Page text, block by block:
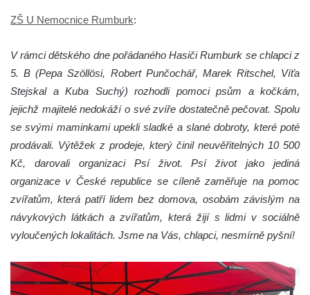
ZŠ U Nemocnice Rumburk:
V rámci dětského dne pořádaného Hasiči Rumburk se chlapci z
5. B (Pepa Szöllösi, Robert Punčochář, Marek Ritschel, Víťa
Stejskal a Kuba Suchý) rozhodli pomoci psům a kočkám,
jejichž majitelé nedokáží o své zvíře dostatečně pečovat. Spolu
se svými maminkami upekli sladké a slané dobroty, které poté
prodávali. Výtěžek z prodeje, který činil neuvěřitelných 10 500
Kč, darovali organizaci Psí život. Psí život jako jediná
organizace v České republice se cíleně zaměřuje na pomoc
zvířatům, která patří lidem bez domova, osobám závislým na
návykových látkách a zvířatům, která žijí s lidmi v sociálně
vyloučených lokalitách. Jsme na Vás, chlapci, nesmírně pyšní!